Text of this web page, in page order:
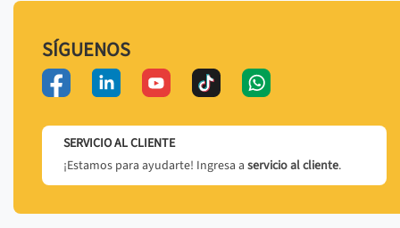
SÍGUENOS
SERVICIO AL CLIENTE
¡Estamos para ayudarte! Ingresa a servicio al cliente.